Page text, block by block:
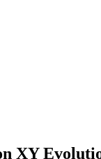
XY